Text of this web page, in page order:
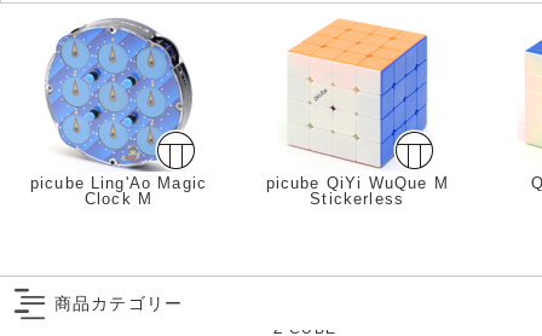
picube Ling'Ao Magic
Clock M
picube QiYi WuQue M
Stickerless
商品カテゴリー